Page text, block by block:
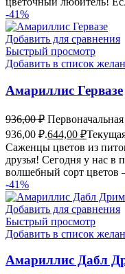
-41%
Добавить для сравнения
Быстрый просмотр
Добавить в список
Амариллис Гервазе
936,00₽
936,00 ₽.644,00 ₽
Саженцы цветов из
друзья! Сегодня у нас в
волшебный сорт
-41%
Добавить для сравнения
Быстрый просмотр
Добавить в список
Амариллис Дабл